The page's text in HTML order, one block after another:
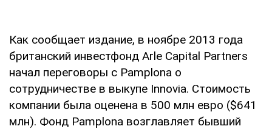
Как сообщает издание, в ноябре 2013 года
британский инвестфонд Arle Capital Partners
начал переговоры с Pamplona о
сотрудничестве в выкупе Innovia. Стоимость
компании была оценена в 500 млн евро ($641
млн). Фонд Pamplona возглавляет бывший